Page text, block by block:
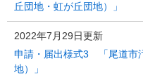
丘団地・虹が丘団地）」
2022年7月29日更新
申請・届出様式3 「尾道市
地）」